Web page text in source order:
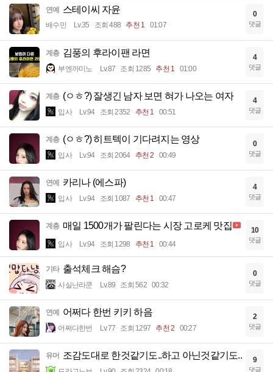
연예 스테이씨 자윤
배수민 Lv.35 조회 488 추천 1 01:07
0
댓글
계층 김풍의 후라이팬 라면
부엔까미노 Lv.87 조회 1285 추천 1 01:00
4
댓글
계층 (ㅇㅎ?) 잘생긴 남자 보면 혀가 나오는 여자
입사 Lv.94 조회 2352 추천 1 00:51
4
댓글
계층 (ㅇㅎ?) 히트텍이 기다려지는 영상
입사 Lv.94 조회 2064 추천 2 00:49
0
댓글
연예 카리나 (에스파)
입사 Lv.94 조회 1087 추천 1 00:47
4
댓글
계층 매일 1500개가 팔린다는 시장 고로케 맛집
입사 Lv.94 조회 1298 추천 1 00:44
10
댓글
기타 출석체크 해슴?
사실난라쿤 Lv.89 조회 562 00:32
0
댓글
연예 어쩌다 한번 키키 하음
어쩌다한번 Lv.77 조회 1297 추천 2 00:27
2
댓글
유머 조감도대로 한것같기도..하고 아닌것같기도.. 9
댓글